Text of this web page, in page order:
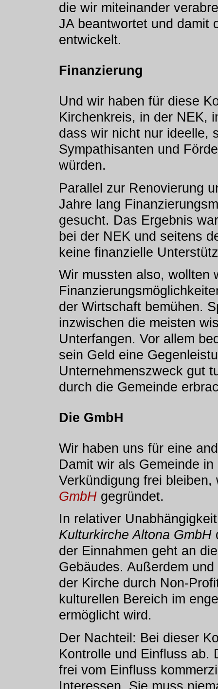
die wir miteinander
JA beantwortet und damit
entwickelt.
Finanzierung
Und wir haben für diese
Kirchenkreis, in der NEK,
dass wir nicht nur ideelle,
Sympathisanten und
würden.
Parallel zur Renovierung
Jahre lang
gesucht. Das Ergebnis
bei der NEK und seitens
keine finanzielle
Wir mussten also, wollten
der Wirtschaft bemühen.
inzwischen die meisten
Unterfangen. Vor allem
sein Geld eine
Unternehmenszweck gut
durch die Gemeinde
Die GmbH
Wir haben uns für eine
Damit wir als Gemeinde
Verkündigung frei
GmbHgegründet.
In relativer
Kulturkirche Altona GmbH
der Einnahmen geht an
Gebäudes. Außerdem
der Kirche durch Non-
kulturellen Bereich im
ermöglicht wird.
Der Nachteil: Bei dieser
Kontrolle und Einfluss ab.
frei vom Einfluss
Interessen. Sie muss